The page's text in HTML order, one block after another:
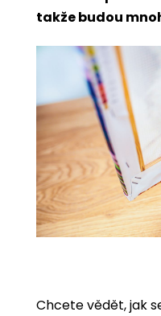
takže budou
Chcete vědět, jak